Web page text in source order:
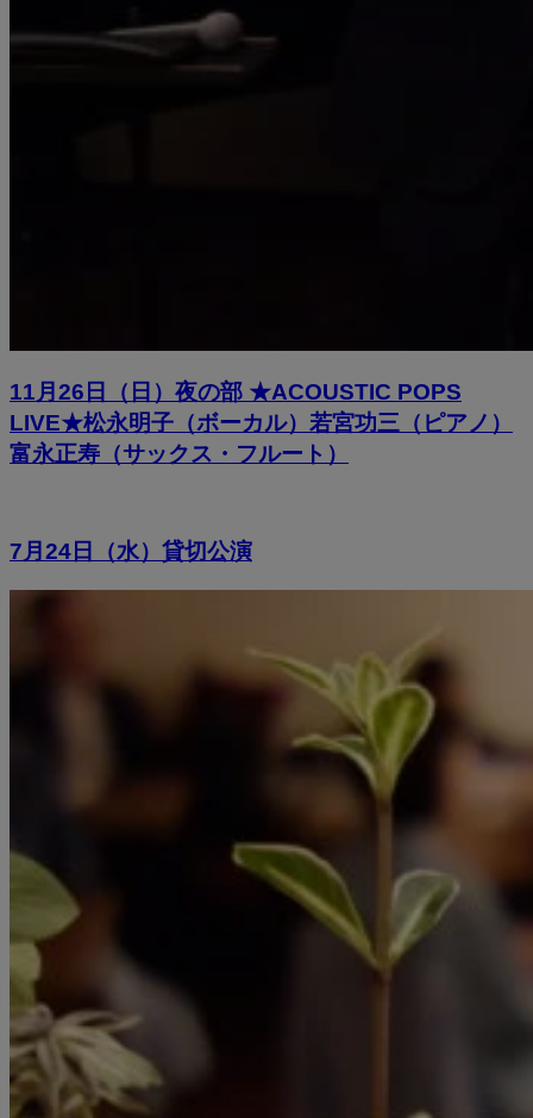
11月26日（日）夜の部 ★ACOUSTIC POPS
LIVE★松永明子（ボーカル）若宮功三（ピアノ）
富永正寿（サックス・フルート）
7月24日（水）貸切公演